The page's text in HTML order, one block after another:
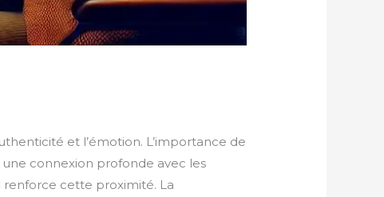
et l’émotion. L’importance de
connexion profonde avec les
renforce cette proximité. La